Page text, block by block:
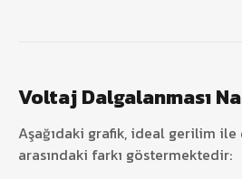
Voltaj Dalgalanması
Aşağıdaki grafik, ideal gerilim ile
arasındaki farkı göstermektedir: